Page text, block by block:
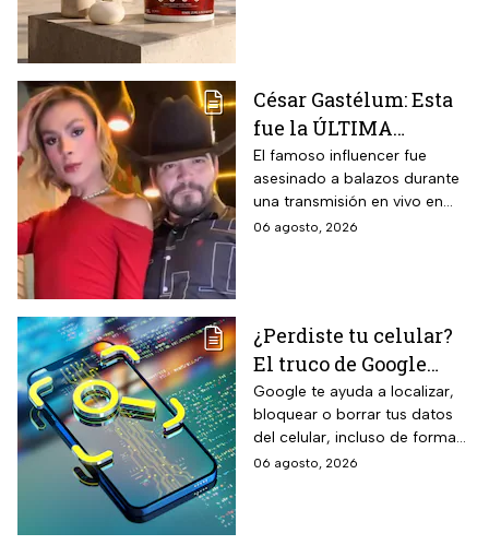
reciclado de 19 litros
térmicas frente al frío y calor,
reducción del paso de ruidos
exteriores y aplicación directa
mediante cepillo de ixtle sin
necesidad de tela de refuerzo
adicional.
César Gastélum: Esta
fue la ÚLTIMA
publicación del
influencer en redes
sociales: “La cita
fresita” | VIDEO
El famoso influencer fue
asesinado a balazos durante
una transmisión en vivo en
calles del municipio de
06 agosto, 2026
¿Perdiste tu celular?
El truco de Google
para localizarlo y
proteger tus datos
Google te ayuda a localizar,
bloquear o borrar tus datos
del celular, incluso de forma
remota; debes tener activada
06 agosto, 2026